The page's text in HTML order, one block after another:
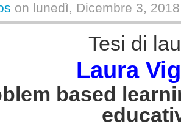
on lunedì, Dicembre 3,
Tesi di
Laura
based